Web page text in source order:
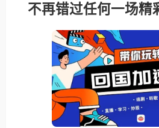
不再错过任何一场精